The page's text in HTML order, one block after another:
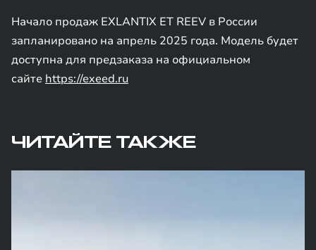
Начало продаж EXLANTIX ET REEV в России
запланировано на апрель 2025 года. Модель будет
доступна для предзаказа на официальном
сайте https://exeed.ru
ЧИТАЙТЕ ТАКЖЕ